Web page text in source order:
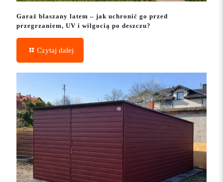
Garaż blaszany latem – jak uchronić go przed
przegrzaniem, UV i wilgocią po deszczu?
Czytaj dalej